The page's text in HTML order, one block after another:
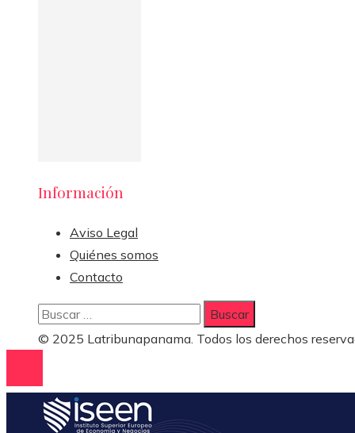
Información
Aviso Legal
Quiénes somos
Contacto
Buscar:
© 2025 Latribunapanama. Todos los derechos